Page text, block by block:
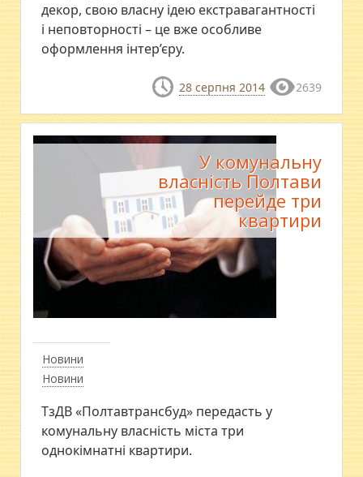
декор, свою власну ідею екстравагантності
і неповторності – це вже особливе
оформлення інтер’єру.
28 серпня 2014 2639
Новини
Новини
У комунальну
власність Полтави
перейде три
квартири
ТзДВ «Полтавтрансбуд» передасть у
комунальну власність міста три
однокімнатні квартири.